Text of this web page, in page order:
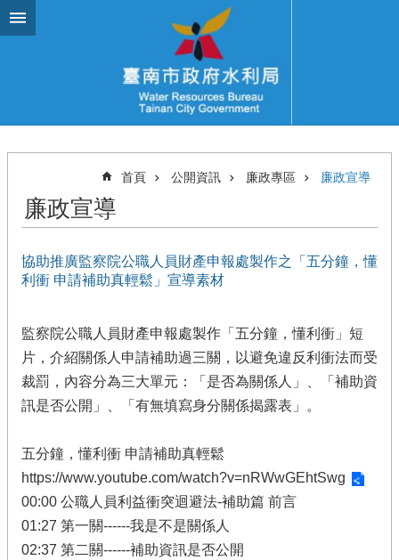
跳到主要內容區塊
首頁 公開資訊 廉政專區 廉政宣導
廉政宣導
協助推廣監察院公職人員財產申報處製作之「五分鐘，懂
利衝 申請補助真輕鬆」宣導素材
監察院公職人員財產申報處製作「五分鐘，懂利衝」短
片，介紹關係人申請補助過三關，以避免違反利衝法而受
裁罰，內容分為三大單元：「是否為關係人」、「補助資
訊是否公開」、「有無填寫身分關係揭露表」。
五分鐘，懂利衝 申請補助真輕鬆
https://www.youtube.com/watch?v=nRWwGEhtSwg
00:00 公職人員利益衝突迴避法-補助篇 前言
01:27 第一關------我是不是關係人
02:37 第二關------補助資訊是否公開